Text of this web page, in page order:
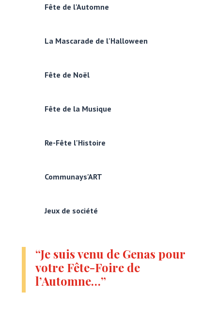
Fête de l'Automne
La Mascarade de l'Halloween
Fête de Noël
Fête de la Musique
Re-Fête l'Histoire
Communays'ART
Jeux de société
“Je suis venu de Genas pour
votre Fête-Foire de
l’Automne…”